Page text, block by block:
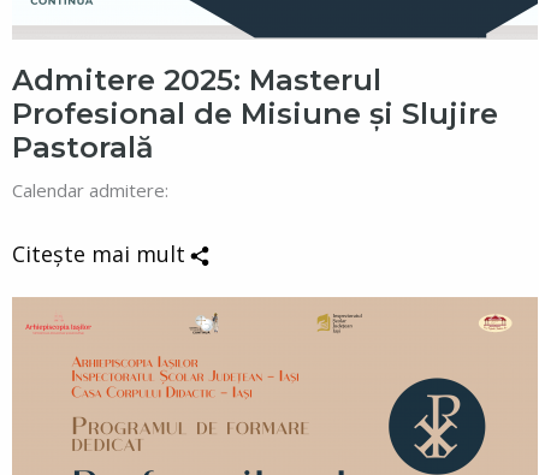
Admitere 2025: Masterul
Profesional de Misiune și Slujire
Pastorală
Calendar admitere:
Citește mai mult